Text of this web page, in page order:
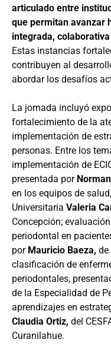
articulado entre
que permitan avanzar
integrada,
Estas instancias
contribuyen al
abordar los desafíos
La jornada incluyó
fortalecimiento de la
implementación de
personas. Entre los
implementación de
presentada por
en los equipos de
Universitaria Valeria
Concepción;
periodontal en
por Mauricio Baeza, de
clasificación de
periodontales,
de la Especialidad de
aprendizajes en
Claudia Ortiz, del
Curanilahue.